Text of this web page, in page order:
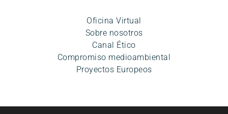
Oficina Virtual
Sobre nosotros
Canal Ético
Compromiso medioambiental
Proyectos Europeos